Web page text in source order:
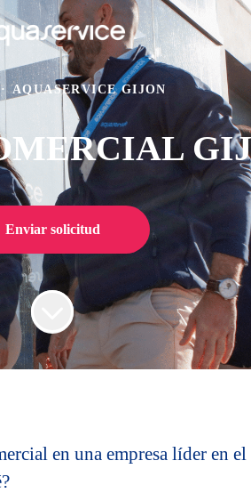
· AQUASERVICE GIJON
Enviar solicitud
en una empresa líder en